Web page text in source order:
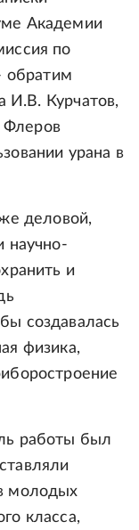
Академии
по
обратим
И.В. Курчатов,
Флеров
урана в
деловой,
научно-
и
создавалась
физика,
работы был
молодых
класса,